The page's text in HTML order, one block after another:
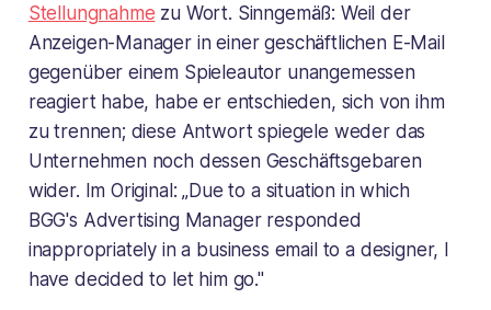
Stellungnahme zu Wort. Sinngemäß: Weil der
Anzeigen-Manager in einer geschäftlichen E-Mail
gegenüber einem Spieleautor unangemessen
reagiert habe, habe er entschieden, sich von ihm
zu trennen; diese Antwort spiegele weder das
Unternehmen noch dessen Geschäftsgebaren
wider. Im Original: „Due to a situation in which
BGG's Advertising Manager responded
inappropriately in a business email to a designer, I
have decided to let him go."